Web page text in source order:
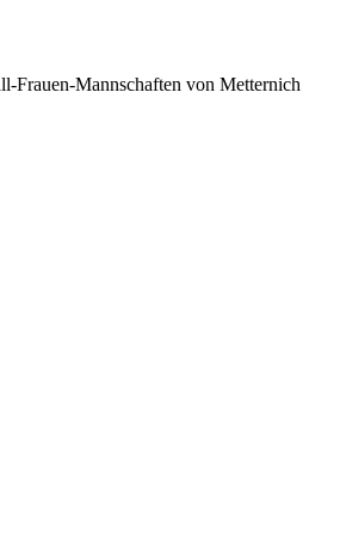
Frauen-Mannschaften von Metternich